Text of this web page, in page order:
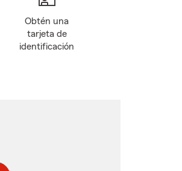
Obtén una
tarjeta de
identificación